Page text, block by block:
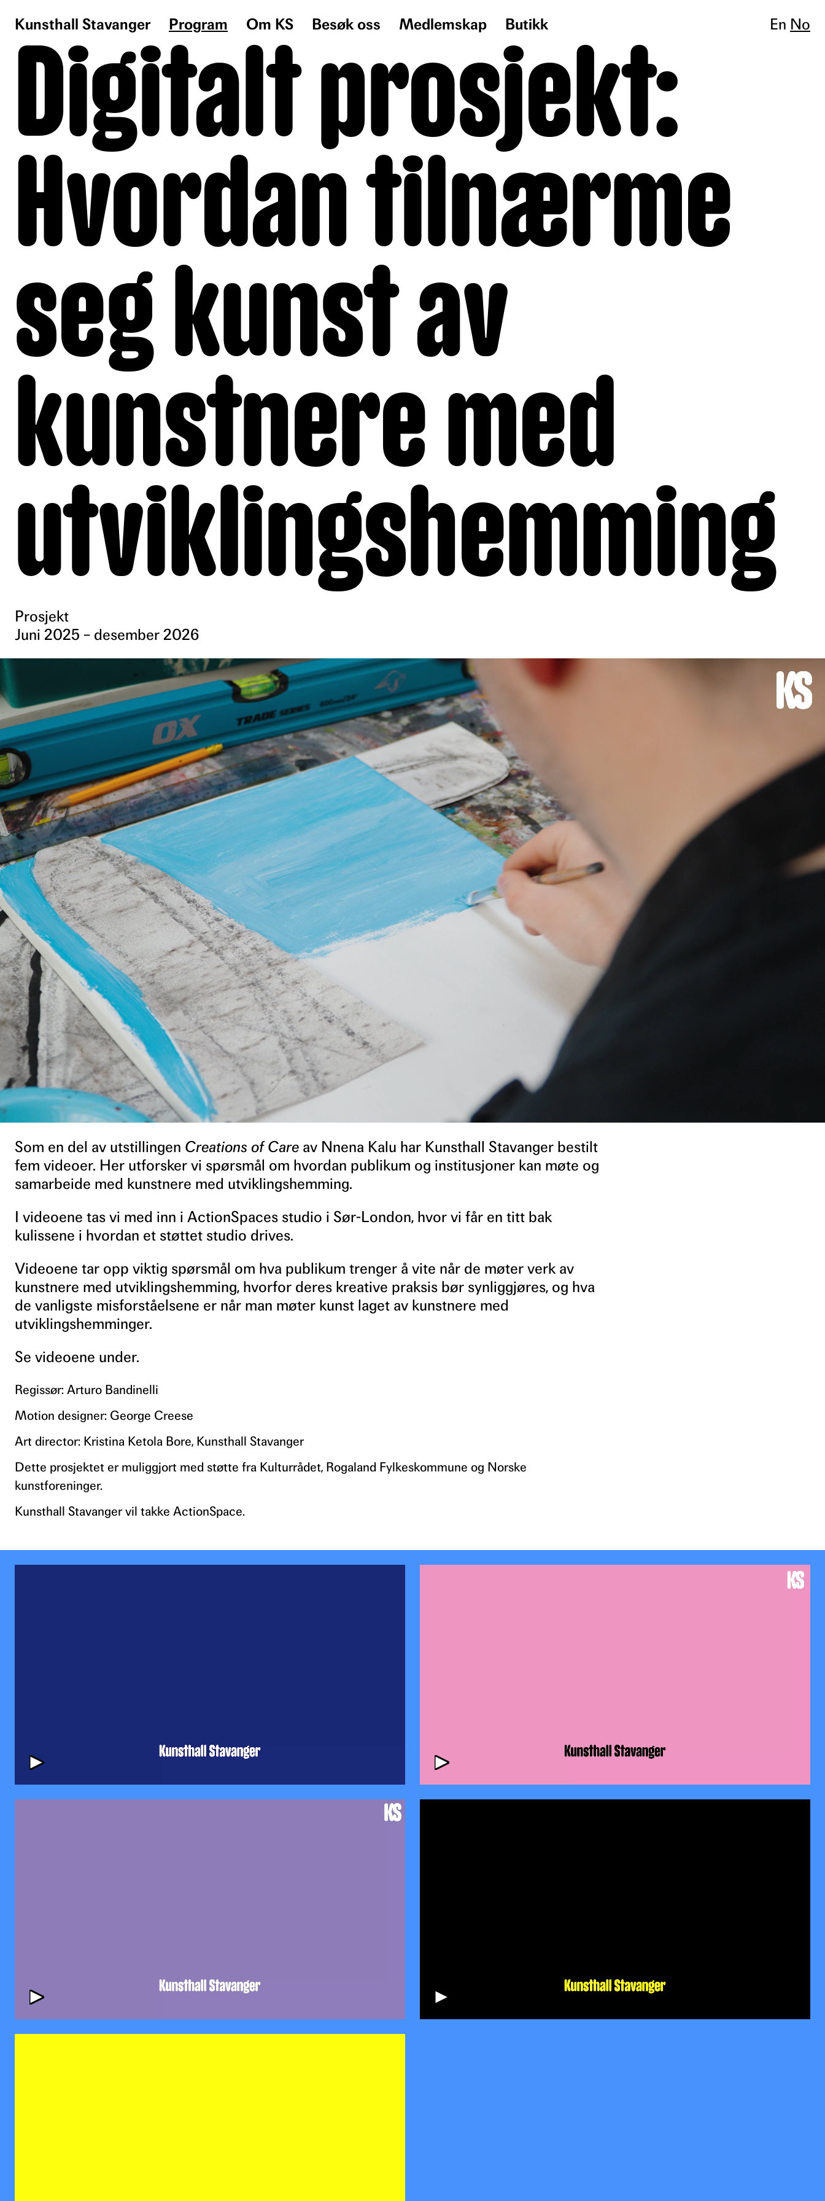
Kunsthall Stavanger Program Om KS Besøk oss Medlemskap Butikk En No
Digitalt prosjekt:
Hvordan tilnærme
seg kunst av
kunstnere med
utviklingshemming
Prosjekt
Juni 2025 – desember 2026
Som en del av utstillingen Creations of Care av Nnena Kalu har Kunsthall Stavanger bestilt
fem videoer. Her utforsker vi spørsmål om hvordan publikum og institusjoner kan møte og
samarbeide med kunstnere med utviklingshemming.
I videoene tas vi med inn i ActionSpaces studio i Sør-London, hvor vi får en titt bak
kulissene i hvordan et støttet studio drives.
Videoene tar opp viktig spørsmål om hva publikum trenger å vite når de møter verk av
kunstnere med utviklingshemming, hvorfor deres kreative praksis bør synliggjøres, og hva
de vanligste misforståelsene er når man møter kunst laget av kunstnere med
utviklingshemminger.
Se videoene under.
Regissør: Arturo Bandinelli
Motion designer: George Creese
Art director: Kristina Ketola Bore, Kunsthall Stavanger
Dette prosjektet er muliggjort med støtte fra Kulturrådet, Rogaland Fylkeskommune og Norske
kunstforeninger.
Kunsthall Stavanger vil takke ActionSpace.